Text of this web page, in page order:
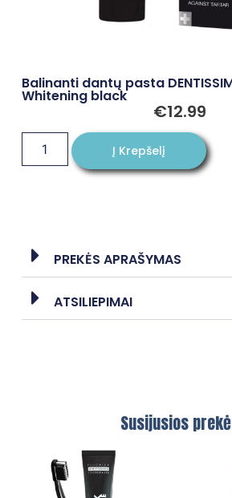
Balinanti dantų pasta
Whitening black
€12.99
PREKĖS APRAŠYMAS
ATSILIEPIMAI
Į Krepšelį
Susijusios